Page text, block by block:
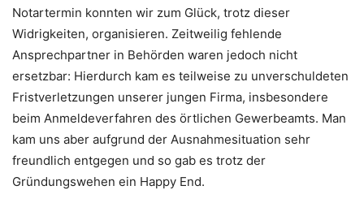
Notartermin konnten wir zum Glück, trotz dieser
Widrigkeiten, organisieren. Zeitweilig fehlende
Ansprechpartner in Behörden waren jedoch nicht
ersetzbar: Hierdurch kam es teilweise zu unverschuldeten
Fristverletzungen unserer jungen Firma, insbesondere
beim Anmeldeverfahren des örtlichen Gewerbeamts. Man
kam uns aber aufgrund der Ausnahmesituation sehr
freundlich entgegen und so gab es trotz der
Gründungswehen ein Happy End.